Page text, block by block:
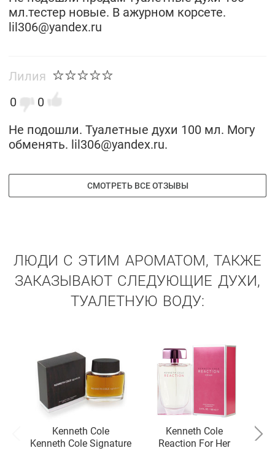
мл.тестер новые. В ажурном корсете.
lil306@yandex.ru
Лилия
0
0
Не подошли. Туалетные духи 100 мл. Могу
обменять. lil306@yandex.ru.
СМОТРЕТЬ ВСЕ ОТЗЫВЫ
ЛЮДИ С ЭТИМ АРОМАТОМ, ТАКЖЕ
ЗАКАЗЫВАЮТ СЛЕДУЮЩИЕ ДУХИ,
ТУАЛЕТНУЮ ВОДУ:
Kenneth Cole
Kenneth Cole Signature
Kenneth Cole
Reaction For Her